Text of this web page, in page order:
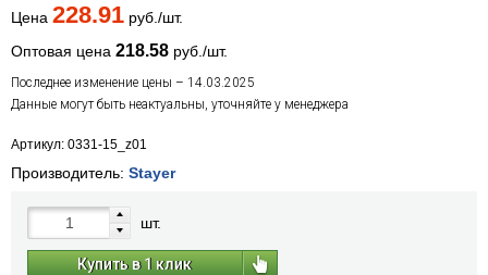
Цена 228.91 руб./шт.
Оптовая цена 218.58 руб./шт.
Последнее изменение цены – 14.03.2025
Данные могут быть неактуальны, уточняйте у менеджера
Артикул: 0331-15_z01
Производитель: Stayer
шт.
Купить в 1 клик